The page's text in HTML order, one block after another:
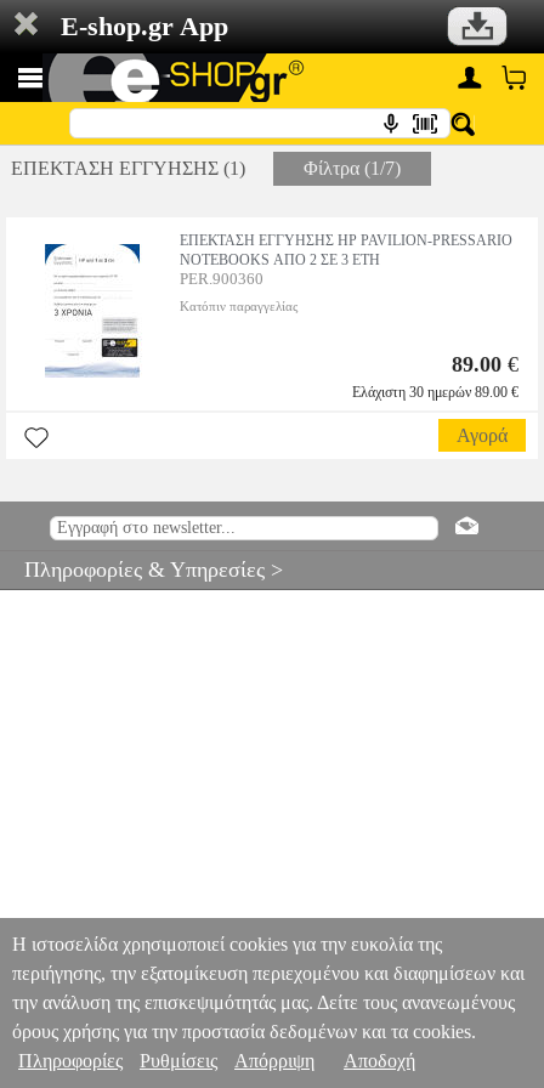
E-shop.gr App
ΕΠΕΚΤΑΣΗ ΕΓΓΥΗΣΗΣ (1) Φίλτρα (1/7)
ΕΠΕΚΤΑΣΗ ΕΓΓΥΗΣΗΣ HP PAVILION-PRESSARIO
NOTEBOOKS ΑΠΟ 2 ΣΕ 3 ΕΤΗ
PER.900360
Κατόπιν παραγγελίας
89.00 €
Ελάχιστη 30 ημερών 89.00 €
Αγορά
Πληροφορίες & Υπηρεσίες >
Η ιστοσελίδα χρησιμοποιεί cookies για την ευκολία της
περιήγησης, την εξατομίκευση περιεχομένου και διαφημίσεων και
την ανάλυση της επισκεψιμότητάς μας. Δείτε τους ανανεωμένους
όρους χρήσης για την προστασία δεδομένων και τα cookies.
Πληροφορίες
Ρυθμίσεις Απόρριψη Αποδοχή